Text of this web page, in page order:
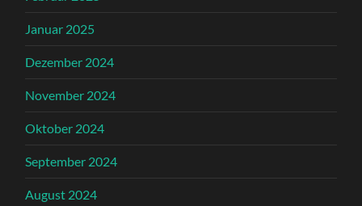
Januar 2025
Dezember 2024
November 2024
Oktober 2024
September 2024
August 2024